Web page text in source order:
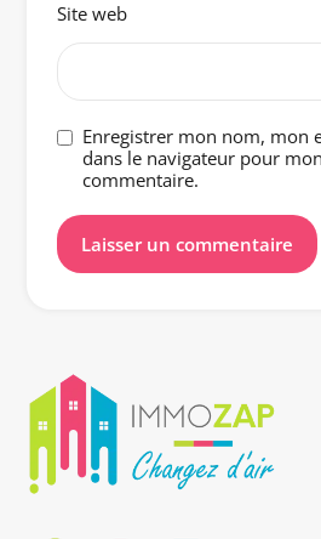
Site web
Enregistrer mon nom, mon
dans le navigateur pour
commentaire.